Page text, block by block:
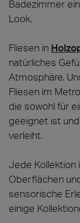
Badezimmer
Look.
Fliesen in
natürliches
Atmosphäre.
Fliesen im
die sowohl für
geeignet ist
verleiht.
Jede Kollektion
Oberflächen
sensorische
einige